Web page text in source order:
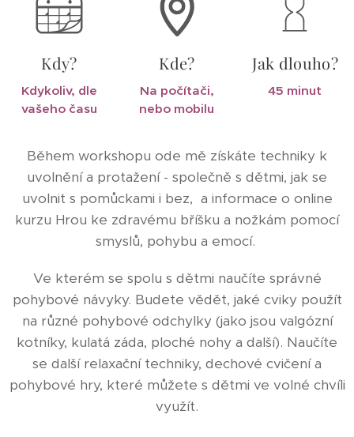
Kdy?
Kdykoliv, dle
vašeho času
Kde?
Na počítači,
nebo mobilu
Jak dlouho?
45 minut
Během workshopu ode mě získáte techniky k
uvolnění a protažení - společně s dětmi, jak se
uvolnit s pomůckami i bez, a informace o online
kurzu Hrou ke zdravému bříšku a nožkám pomocí
smyslů, pohybu a emocí.
Ve kterém se spolu s dětmi naučíte správné
pohybové návyky. Budete vědět, jaké cviky použít
na různé pohybové odchylky (jako jsou valgózní
kotníky, kulatá záda, ploché nohy a další). Naučíte
se další relaxační techniky, dechové cvičení a
pohybové hry, které můžete s dětmi ve volné chvíli
využít.